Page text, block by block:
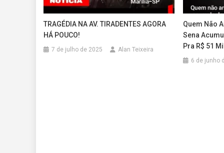
TRAGÉDIA NA AV. TIRADENTES AGORA
HÁ POUCO!
7 de julho de 2025 Alan Teixeira
Quem Não
Sena
Pra R$ 51
6 de junho